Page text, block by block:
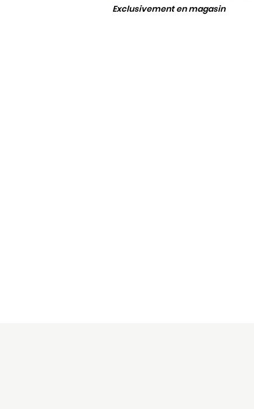
Exclusivement en magasin